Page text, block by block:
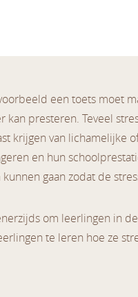
een toets moet
presteren. Teveel
krijgen van
en hun
gaan zodat de
om leerlingen in
te leren hoe ze